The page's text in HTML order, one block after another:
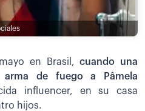
en Brasil,cuando una
de fuego a Pâmela
influencer, en su casa
hijos.